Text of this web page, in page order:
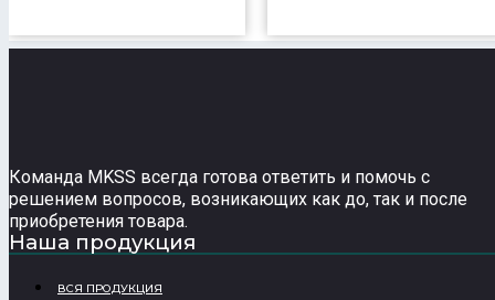
Команда MKSS всегда готова ответить и помочь с
решением вопросов, возникающих как до, так и после
приобретения товара.
Наша продукция
ВСЯ ПРОДУКЦИЯ